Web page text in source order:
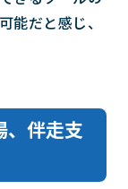
能だと感じ、
、伴走支